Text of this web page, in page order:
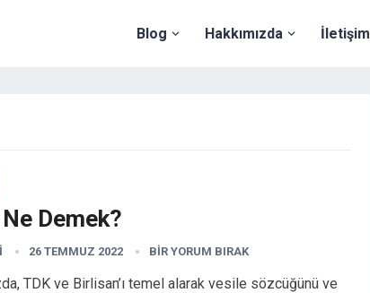
Blog Hakkımızda İletişim
Demek?
26 TEMMUZ 2022 BIR YORUM BIRAK
TDK ve Birlisan’ı temel alarak vesile sözcüğünü ve